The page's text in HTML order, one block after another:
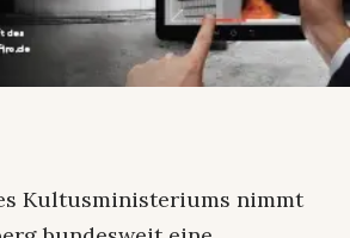
Kultusministeriums nimmt